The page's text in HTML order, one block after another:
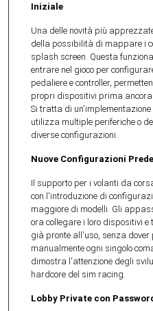
Iniziale
Una delle novità più
della possibilità di mappare i
splash screen. Questa
entrare nel gioco per
pedaliere e controller,
propri dispositivi prima ancora
Si tratta di
utilizza multiple periferiche o
diverse configurazioni.
Nuove Configurazioni
Il supporto per i volanti da
con l'introduzione di
maggiore di modelli. Gli
ora collegare i loro dispositivi
già pronte all'uso, senza
manualmente ogni singolo
dimostra l'attenzione degli
hardcore del sim racing.
Lobby Private con